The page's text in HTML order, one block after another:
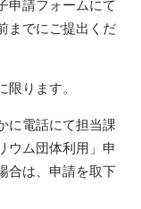
申請フォームにて
までにご提出くだ
ります。
に電話にて担当課
ウム団体利用」申
合は、申請を取下